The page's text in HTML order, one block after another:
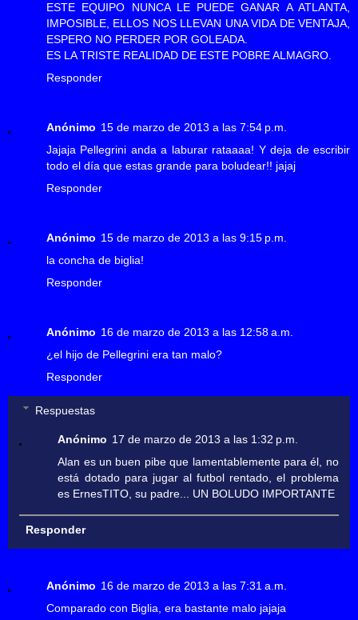
ESTE EQUIPO NUNCA LE PUEDE GANAR A ATLANTA,
IMPOSIBLE, ELLOS NOS LLEVAN UNA VIDA DE VENTAJA,
ESPERO NO PERDER POR GOLEADA.
ES LA TRISTE REALIDAD DE ESTE POBRE ALMAGRO.
Responder
Anónimo 15 de marzo de 2013 a las 7:54 p.m.
Jajaja Pellegrini anda a laburar rataaaa! Y deja de escribir
todo el día que estas grande para boludear!! jajaj
Responder
Anónimo 15 de marzo de 2013 a las 9:15 p.m.
la concha de biglia!
Responder
Anónimo 16 de marzo de 2013 a las 12:58 a.m.
¿el hijo de Pellegrini era tan malo?
Responder
Respuestas
Anónimo 17 de marzo de 2013 a las 1:32 p.m.
Alan es un buen pibe que lamentablemente para él, no
está dotado para jugar al futbol rentado, el problema
es ErnesTITO, su padre... UN BOLUDO IMPORTANTE
Responder
Anónimo 16 de marzo de 2013 a las 7:31 a.m.
Comparado con Biglia, era bastante malo jajaja